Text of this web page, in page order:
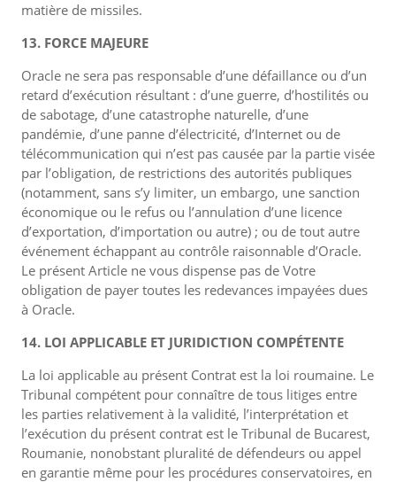
matière de missiles.
13. FORCE MAJEURE
Oracle ne sera pas responsable d’une défaillance ou d’un
retard d’exécution résultant : d’une guerre, d’hostilités ou
de sabotage, d’une catastrophe naturelle, d’une
pandémie, d’une panne d’électricité, d’Internet ou de
télécommunication qui n’est pas causée par la partie visée
par l’obligation, de restrictions des autorités publiques
(notamment, sans s’y limiter, un embargo, une sanction
économique ou le refus ou l’annulation d’une licence
d’exportation, d’importation ou autre) ; ou de tout autre
événement échappant au contrôle raisonnable d’Oracle.
Le présent Article ne vous dispense pas de Votre
obligation de payer toutes les redevances impayées dues
à Oracle.
14. LOI APPLICABLE ET JURIDICTION COMPÉTENTE
La loi applicable au présent Contrat est la loi roumaine. Le
Tribunal compétent pour connaître de tous litiges entre
les parties relativement à la validité, l’interprétation et
l’exécution du présent contrat est le Tribunal de Bucarest,
Roumanie, nonobstant pluralité de défendeurs ou appel
en garantie même pour les procédures conservatoires, en